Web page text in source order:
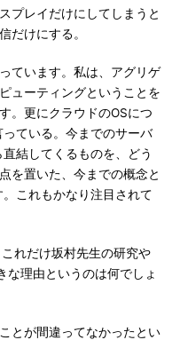
レイだけにしてしまうと
だけにする。
います。私は、アグリゲ
ューティングということを
。更にクラウドのOSにつ
ている。今までのサーバ
結してくるものを、どう
を置いた、今までの概念と
これもかなり注目されて
れだけ坂村先生の研究や
な理由というのは何でしょ
が間違ってなかったとい